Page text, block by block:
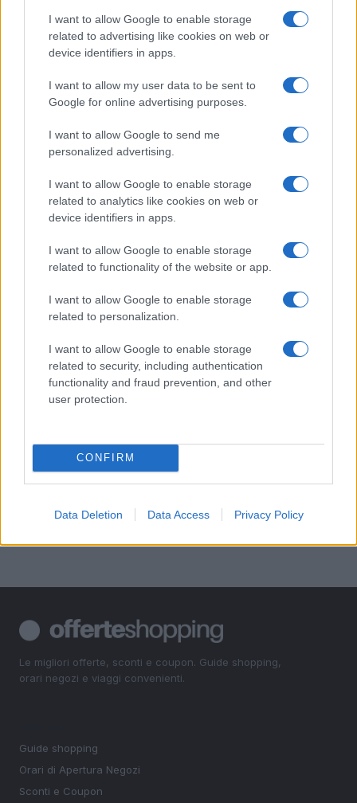
I want to allow Google to enable storage
related to advertising like cookies on web or
device identifiers in apps.
I want to allow my user data to be sent to
Google for online advertising purposes.
I want to allow Google to send me
personalized advertising.
I want to allow Google to enable storage
related to analytics like cookies on web or
device identifiers in apps.
I want to allow Google to enable storage
related to functionality of the website or app.
I want to allow Google to enable storage
related to personalization.
I want to allow Google to enable storage
related to security, including authentication
functionality and fraud prevention, and other
user protection.
CONFIRM
Data Deletion Data Access Privacy Policy
Quando finiscono i saldi a Brescia inverno 2015
PIÙ LETTI
contromisure più diffuse
Animali imbalsamati a Cremona: il processo per
detenzione illecita
4 Quando cominciano i saldi a Brescia gennaio 2015
Le migliori offerte, sconti e coupon. Guide shopping,
orari negozi e viaggi convenienti.
Guide shopping
Orari di Apertura Negozi
Sconti e Coupon